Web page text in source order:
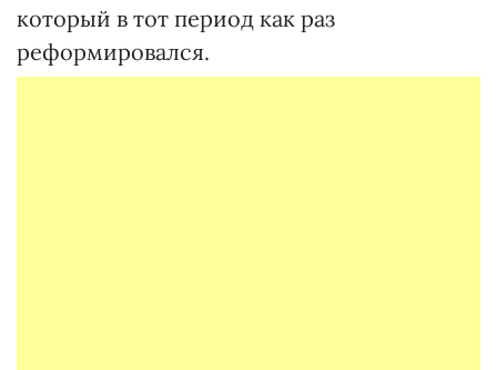
который в тот период как раз
реформировался.